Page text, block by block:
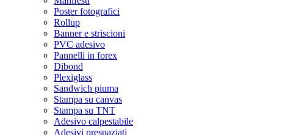
Poster fotografici
Rollup
Banner e striscioni
PVC adesivo
Pannelli in forex
Dibond
Plexiglass
Sandwich piuma
Stampa su canvas
Stampa su TNT
Adesivo calpestabile
Adesivi prespaziati